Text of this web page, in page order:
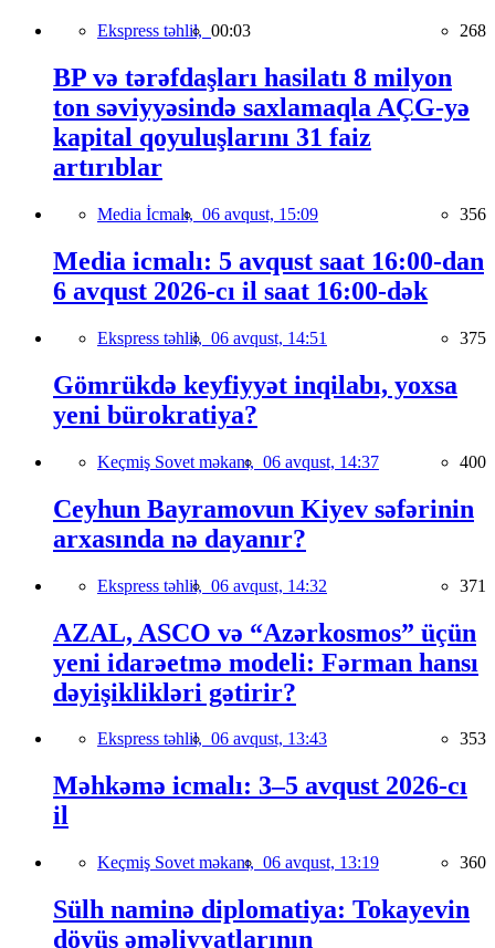
Ekspress təhlil, 00:03 268
BP və tərəfdaşları hasilatı 8 milyon
ton səviyyəsində saxlamaqla AÇG-yə
kapital qoyuluşlarını 31 faiz
artırıblar
Media İcmalı, 06 avqust, 15:09 356
Media icmalı: 5 avqust saat 16:00-dan
6 avqust 2026-cı il saat 16:00-dək
Ekspress təhlil, 06 avqust, 14:51 375
Gömrükdə keyfiyyət inqilabı, yoxsa
yeni bürokratiya?
Keçmiş Sovet məkanı, 06 avqust, 14:37 400
Ceyhun Bayramovun Kiyev səfərinin
arxasında nə dayanır?
Ekspress təhlil, 06 avqust, 14:32 371
AZAL, ASCO və “Azərkosmos” üçün
yeni idarəetmə modeli: Fərman hansı
dəyişiklikləri gətirir?
Ekspress təhlil, 06 avqust, 13:43 353
Məhkəmə icmalı: 3–5 avqust 2026-cı
il
Keçmiş Sovet məkanı, 06 avqust, 13:19 360
Sülh naminə diplomatiya: Tokayevin
döyüş əməliyyatlarının